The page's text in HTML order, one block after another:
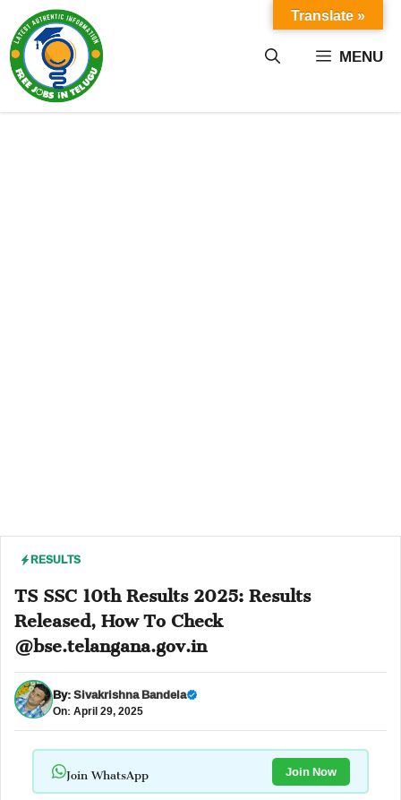
content MENU
RESULTS
TS SSC 10th Results 2025: Results
Released, How To Check
@bse.telangana.gov.in
By:Sivakrishna Bandela
On: April 29, 2025
Join WhatsApp Join Now
Translate »